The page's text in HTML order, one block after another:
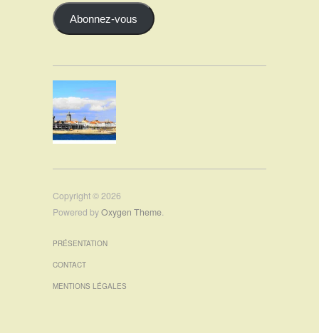
Abonnez-vous
Copyright © 2026
Powered byOxygen Theme.
PRÉSENTATION
CONTACT
MENTIONS LÉGALES